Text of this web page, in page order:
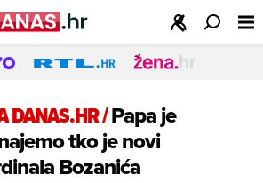
DANAS.HR/Papa je
tko je novi
Bozanića